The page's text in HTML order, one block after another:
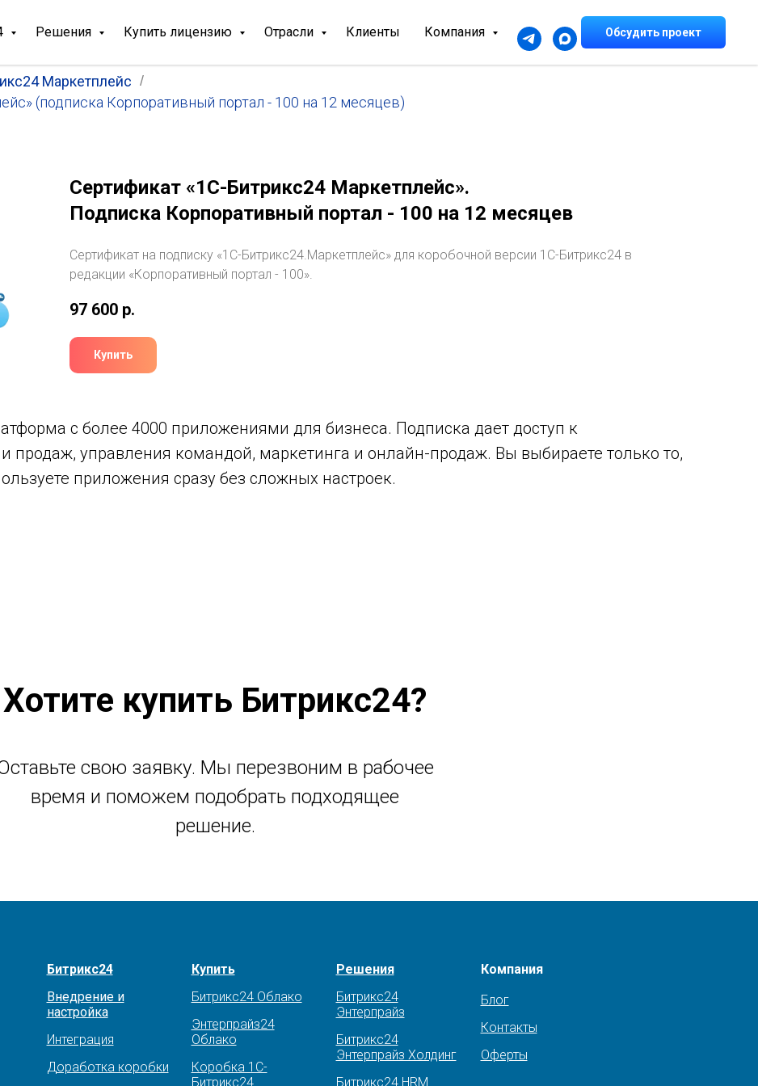
Решения Купить лицензию Отрасли Клиенты Компания Обсудить проект
Маркетплейс /
(подписка Корпоративный портал - 100 на 12 месяцев)
Сертификат «1С-Битрикс24 Маркетплейс».
Подписка Корпоративный портал - 100 на 12 месяцев
Сертификат на подписку «1С-Битрикс24.Маркетплейс» для коробочной версии 1С-Битрикс24 в
редакции «Корпоративный портал - 100».
97 600 р.
Купить
с более 4000 приложениями для бизнеса. Подписка дает доступ к
продаж, управления командой, маркетинга и онлайн-продаж. Вы выбираете только то,
приложения сразу без сложных настроек.
Хотите купить Битрикс24?
свою заявку. Мы перезвоним в рабочее
время и поможем подобрать подходящее
решение.
Битрикс24
Внедрение и
настройка
Интеграция
Доработка коробки
Купить
Битрикс24 Облако
Энтерпрайз24
Облако
Коробка 1С-
Битрикс24
Решения
Битрикс24
Энтерпрайз
Битрикс24
Энтерпрайз Холдинг
Битрикс24 HRM
Компания
Блог
Контакты
Оферты